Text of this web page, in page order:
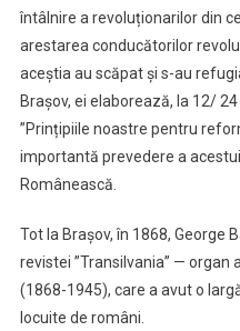
întâlnire a revoluționarilor din
arestarea conducătorilor
aceștia au scăpat și s-au
Brașov, ei elaborează, la 12/
”Prințipiile noastre pentru
importantă prevedere a
Românească.
Tot la Brașov, în 1868, George
revistei ”Transilvania” — organ
(1868-1945), care a avut o
locuite de români.